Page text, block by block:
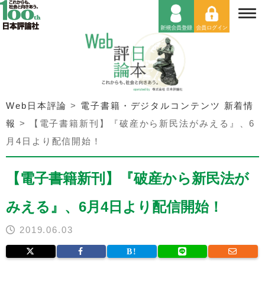
Web日本評論 > 電子書籍・デジタルコンテンツ 新着情
報 >
【電子書籍新刊】『破産から新民法がみえる』、6
月4日より配信開始！
【電子書籍新刊】『破産から新民法が
みえる』、6月4日より配信開始！
2019.06.03